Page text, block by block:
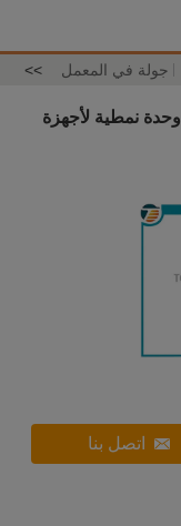
جولة في المعمل >>
عالية السرعة GSM الخلوية وحدة 4G LTE وحدة نمطية لأجهزة
اتصل بنا